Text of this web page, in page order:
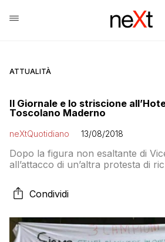
ATTUALITÀ
Il Giornale e lo striscione
Toscolano Maderno
neXtQuotidiano 13/08/2018
Dopo la figura non esaltante di
all’attacco di un’altra protesta di
Condividi